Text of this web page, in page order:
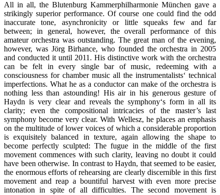
All in all, the Blutenburg Kammerphilharmonie München gave a
strikingly superior performance. Of course one could find the odd
inaccurate tone, asynchronicity or little squeaks few and far
between; in general, however, the overall performance of this
amateur orchestra was outstanding. The great man of the evening,
however, was Jörg Birhance, who founded the orchestra in 2005
and conducted it until 2011. His distinctive work with the orchestra
can be felt in every single bar of music, redeeming with a
consciousness for chamber music all the instrumentalists‘ technical
imperfections. What he as a conductor can make of the orchestra is
nothing less than astounding! His air in his generous gesture of
Haydn is very clear and reveals the symphony‘s form in all its
clarity; even the compositional intricacies of the master’s last
symphony become very clear. With Wellesz, he places an emphasis
on the multitude of lower voices of which a considerable proportion
is exquisitely balanced in texture, again allowing the shape to
become perfectly sculpted: The fugue in the middle of the first
movement commences with such clarity, leaving no doubt it could
have been otherwise. In contrast to Haydn, that seemed to be easier,
the enormous efforts of rehearsing are clearly discernible in this first
movement and reap a bountiful harvest with even more precise
intonation in spite of all difficulties. The second movement is